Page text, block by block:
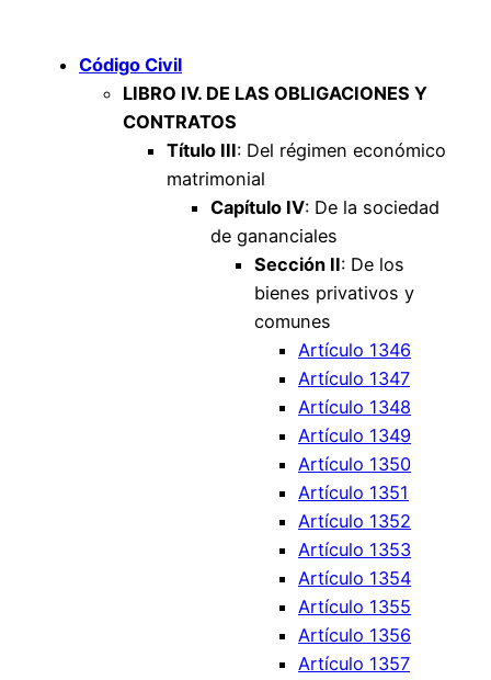
Código Civil
LIBRO IV. DE LAS OBLIGACIONES Y
CONTRATOS
Título III: Del régimen económico
matrimonial
Capítulo IV: De la sociedad
de gananciales
Sección II: De los
bienes privativos y
comunes
Artículo 1346
Artículo 1347
Artículo 1348
Artículo 1349
Artículo 1350
Artículo 1351
Artículo 1352
Artículo 1353
Artículo 1354
Artículo 1355
Artículo 1356
Artículo 1357